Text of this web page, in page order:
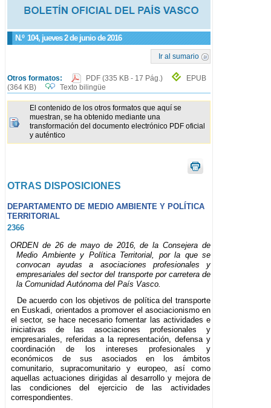
N.º 104, jueves 2 de junio de 2016
Ir al sumario
Otros formatos: PDF (335 KB - 17 Pág.)
EPUB
(364 KB)
Texto bilingüe
El contenido de los otros formatos que aquí se
muestran, se ha obtenido mediante una
transformación del documento electrónico PDF oficial
y auténtico
OTRAS DISPOSICIONES
DEPARTAMENTO DE MEDIO AMBIENTE Y POLÍTICA
TERRITORIAL
2366
ORDEN de 26 de mayo de 2016, de la Consejera de
Medio Ambiente y Política Territorial, por la que se
convocan ayudas a asociaciones profesionales y
empresariales del sector del transporte por carretera de
la Comunidad Autónoma del País Vasco.
De acuerdo con los objetivos de política del transporte
en Euskadi, orientados a promover el asociacionismo en
el sector, se hace necesario fomentar las actividades e
iniciativas de las asociaciones profesionales y
empresariales, referidas a la representación, defensa y
coordinación de los intereses profesionales y
económicos de sus asociados en los ámbitos
comunitario, supracomunitario y europeo, así como
aquellas actuaciones dirigidas al desarrollo y mejora de
las condiciones del ejercicio de las actividades
correspondientes.